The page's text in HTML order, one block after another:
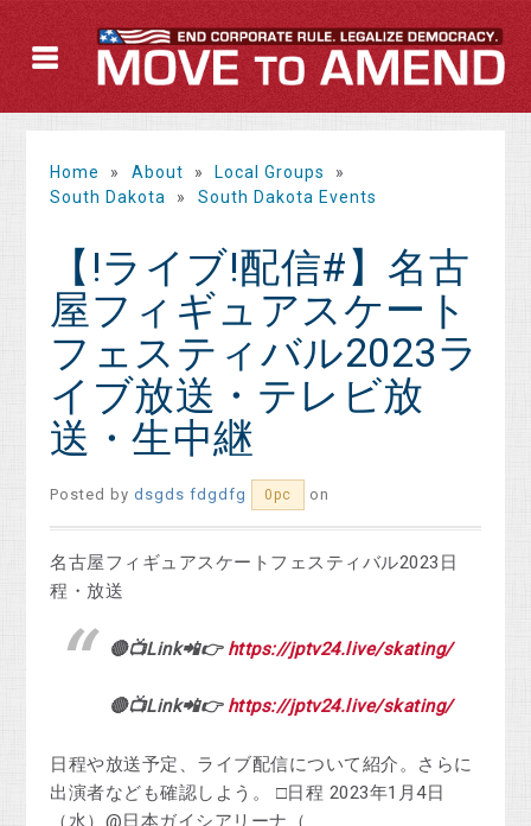
Home » About » Local Groups
»
South Dakota
» South Dakota Events
【!ライブ!配信#】名古
屋フィギュアスケート
フェスティバル2023ラ
イブ放送・テレビ放
送・生中継
Posted bydsgds fdgdfg 0pc on
名古屋フィギュアスケートフェスティバル2023日
程・放送
🔴📺Link📲👉 https://jptv24.live/skating/
🔴📺Link📲👉 https://jptv24.live/skating/
日程や放送予定、ライブ配信について紹介。さらに
出演者なども確認しよう。 □日程 2023年1月4日